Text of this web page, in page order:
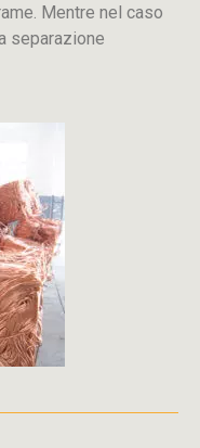
Mentre nel caso
separazione